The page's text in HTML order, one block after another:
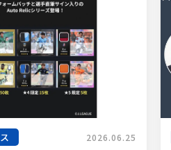
2026.06.25